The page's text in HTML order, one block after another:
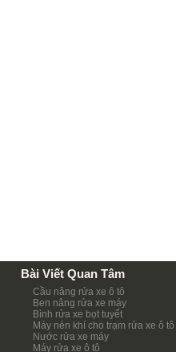
Bài Viết Quan Tâm
Cầu nâng rửa xe ô tô
Ben nâng rửa xe máy
Bình rửa xe bọt tuyết
Máy nén khí cho trạm rửa xe ô tô
Nước rửa xe máy
Máy rửa xe ô tô